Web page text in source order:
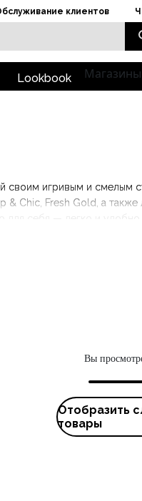
клиентов
Lookbook Магазины
своим игривым и смелым
& Chic, Fresh Gold, а также
Вы
Отобразить
товары